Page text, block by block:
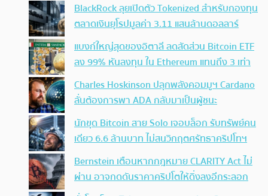
BlackRock ลุยเปิดตัว Tokenized สำหรับกองทุน
ตลาดเงินยุโรปมูลค่า 3.11 แสนล้านดอลลาร์
แบงก์ใหญ่สุดของอิตาลี ลดสัดส่วน Bitcoin ETF
ลง 99% หันลงทุน ใน Ethereum แทนถึง 3 เท่า
Charles Hoskinson ปลุกพลังคอมมูฯ Cardano
ลั่นต้องการพา ADA กลับมาเป็นผู้ชนะ
นักขุด Bitcoin สาย Solo เจอบล็อก รับทรัพย์คน
เดียว 6.6 ล้านบาท ไม่สนวิกฤตศรัทธาคริปโทฯ
Bernstein เตือนหากกฎหมาย CLARITY Act ไม่
ผ่าน อาจกดดันราคาคริปโตให้ดิ่งลงอีกระลอก